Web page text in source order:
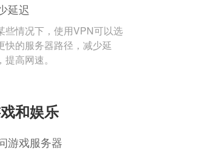
延迟
些情况下，使用VPN可以选
快的服务器路径，减少延
提高网速。
和娱乐
游戏服务器